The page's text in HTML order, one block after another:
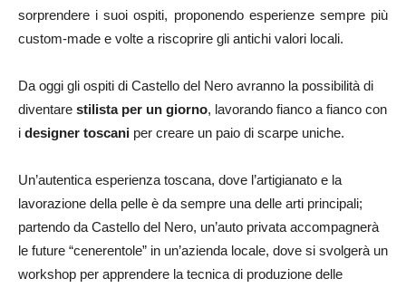
sorprendere i suoi ospiti, proponendo esperienze sempre più
custom-made e volte a riscoprire gli antichi valori locali.
Da oggi gli ospiti di Castello del Nero avranno la possibilità di
diventare stilista per un giorno, lavorando fianco a fianco con
i designer toscani per creare un paio di scarpe uniche.
Un’autentica esperienza toscana, dove l’artigianato e la
lavorazione della pelle è da sempre una delle arti principali;
partendo da Castello del Nero, un’auto privata accompagnerà
le future “cenerentole” in un’azienda locale, dove si svolgerà un
workshop per apprendere la tecnica di produzione delle